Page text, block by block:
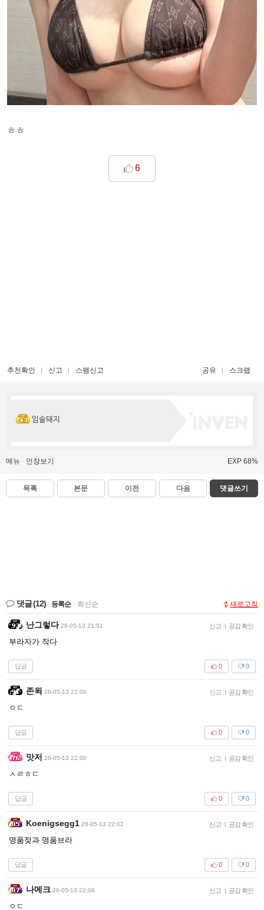
ㅎㅎ
6
추천확인 신고 스팸신고 공유 스크랩
입술돼지
메뉴 인장보기 EXP 68%
목록 본문 이전 다음 댓글쓰기
댓글(12) 등록순 최신순 새로고침
난그렇다 26-05-13 21:51 신고 | 공감 확인
부라자가 작다
답글 0
0
존윅 26-05-13 22:00 신고 | 공감 확인
ㅇㄷ
답글 0
0
맛저 26-05-13 22:00 신고 | 공감 확인
ㅅㄹㅎㄷ
답글 0
0
Koenigsegg1 26-05-13 22:02 신고 | 공감 확인
명품젖과 명품브라
답글 0
0
나메크 26-05-13 22:06 신고 | 공감 확인
ㅇㄷ